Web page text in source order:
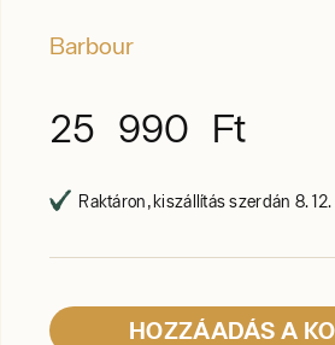
Barbour
25 990 Ft
Raktáron, kiszállítás szerdán 8. 12.
HOZZÁADÁS A